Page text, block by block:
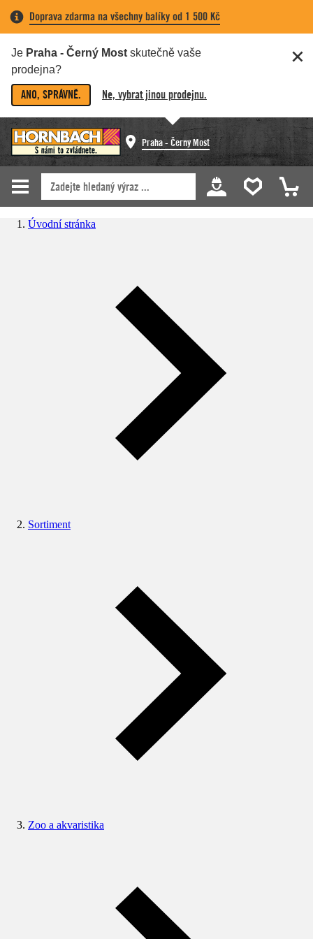
Doprava zdarma na všechny balíky od 1 500 Kč
Je Praha - Černý Most skutečně vaše
prodejna?
ANO, SPRÁVNĚ. Ne, vybrat jinou prodejnu.
Praha - Černý Most
Úvodní stránka
Sortiment
Zoo a akvaristika